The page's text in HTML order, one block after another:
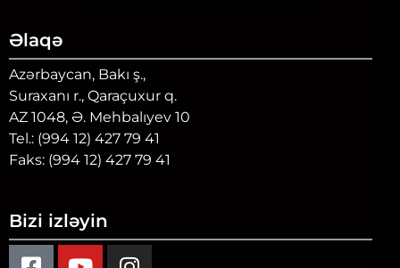
Əlaqə
Azərbaycan, Bakı ş.,
Suraxanı r., Qaraçuxur q.
AZ 1048, Ə. Mehbalıyev 10
Tel.: (994 12) 427 79 41
Faks: (994 12) 427 79 41
Bizi izləyin